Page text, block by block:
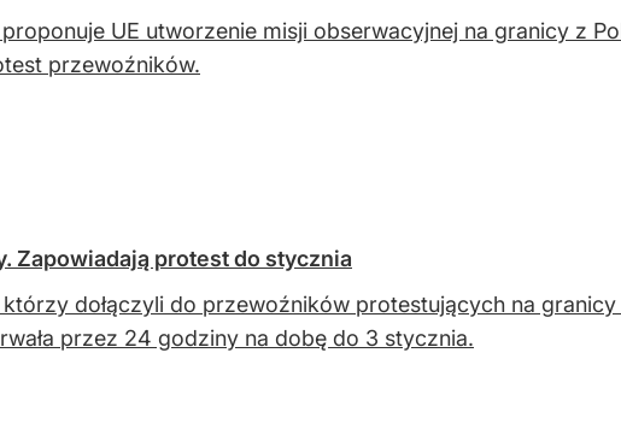
UE utworzenie misji obserwacyjnej na granicy z
przewoźników.
Zapowiadają protest do stycznia
którzy dołączyli do przewoźników protestujących na
przez 24 godziny na dobę do 3 stycznia.